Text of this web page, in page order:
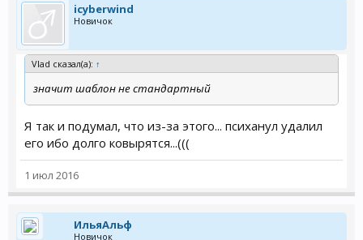
icyberwind
Новичок
Vlad сказал(а): ↑
значит шаблон не стандартный
Я так и подумал, что из-за этого... психанул удалил
его ибо долго ковырятся...(((
1 июл 2016
ИльяАльф
Новичок